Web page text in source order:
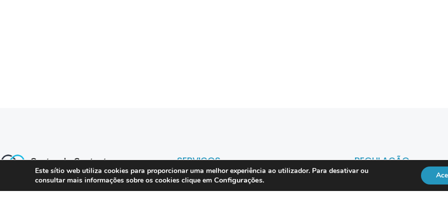
SERVIÇOS
Compliance Officer
REGULAÇÃO
DL 134/2009
Este sítio web utiliza cookies para proporcionar uma melhor experiência ao utilizador. Para desativar ou
consultar mais informações sobre os cookies clique em Configurações.